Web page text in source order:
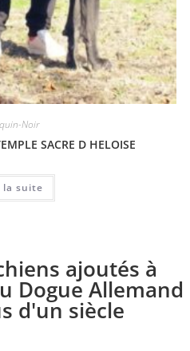
Noir
SACRE D HELOISE
la suite
ajoutés à
Dogue Allemand
d'un siècle